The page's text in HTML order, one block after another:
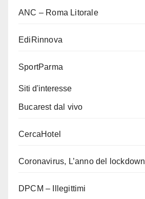
ANC – Roma Litorale
EdiRinnova
SportParma
Siti d'interesse
Bucarest dal vivo
CercaHotel
Coronavirus, L’anno del lockdown
DPCM – Illegittimi